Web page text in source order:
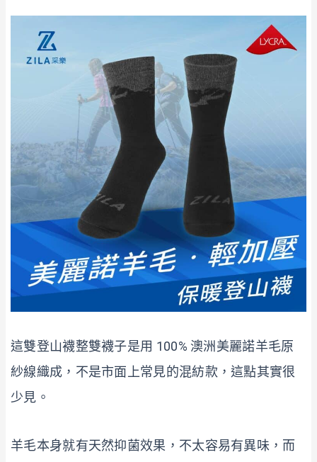
這雙登山襪整雙襪子是用 100% 澳洲美麗諾羊毛原
紗線織成，不是市面上常見的混紡款，這點其實很
少見。
羊毛本身就有天然抑菌效果，不太容易有異味，而